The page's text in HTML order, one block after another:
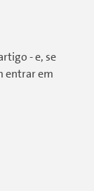
- e, se
entrar em